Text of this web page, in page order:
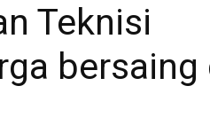
Teknisi
bersaing